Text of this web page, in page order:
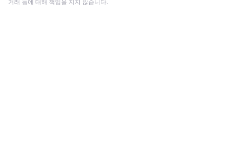
거래 등에 대해 책임을 지지 않습니다.